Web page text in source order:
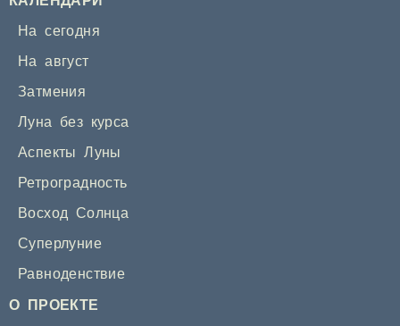
На сегодня
На август
Затмения
Луна без курса
Аспекты Луны
Ретроградность
Восход Солнца
Суперлуние
Равноденствие
О ПРОЕКТЕ